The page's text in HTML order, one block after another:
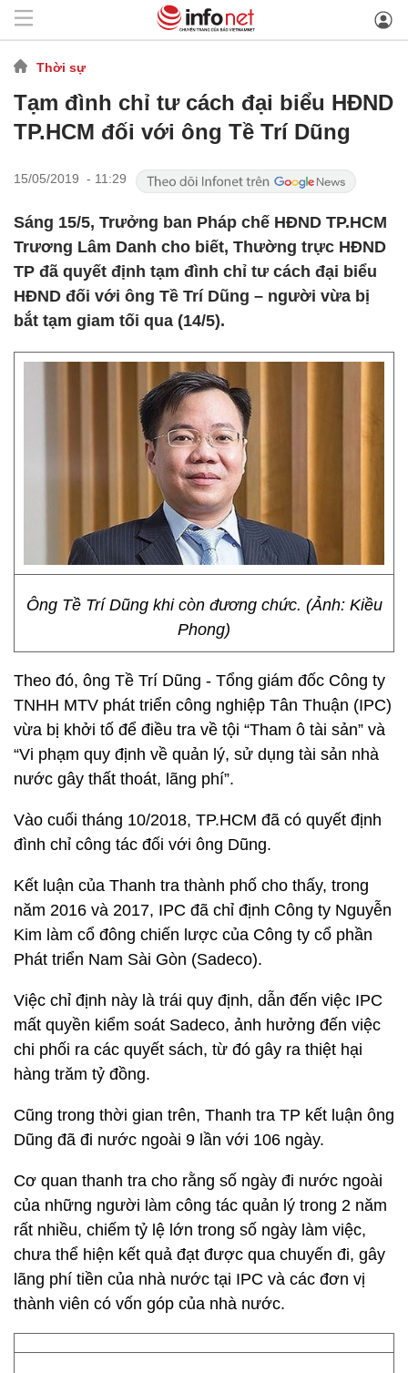
Thời sự
Tạm đình chỉ tư cách đại biểu HĐND
TP.HCM đối với ông Tề Trí Dũng
15/05/2019 - 11:29
Sáng 15/5, Trưởng ban Pháp chế HĐND TP.HCM
Trương Lâm Danh cho biết, Thường trực HĐND
TP đã quyết định tạm đình chỉ tư cách đại biểu
HĐND đối với ông Tề Trí Dũng – người vừa bị
bắt tạm giam tối qua (14/5).
Ông Tề Trí Dũng khi còn đương chức. (Ảnh: Kiều
Phong)
Theo đó, ông Tề Trí Dũng - Tổng giám đốc Công ty
TNHH MTV phát triển công nghiệp Tân Thuận (IPC)
vừa bị khởi tố để điều tra về tội “Tham ô tài sản” và
“Vi phạm quy định về quản lý, sử dụng tài sản nhà
nước gây thất thoát, lãng phí”.
Vào cuối tháng 10/2018, TP.HCM đã có quyết định
đình chỉ công tác đối với ông Dũng.
Kết luận của Thanh tra thành phố cho thấy, trong
năm 2016 và 2017, IPC đã chỉ định Công ty Nguyễn
Kim làm cổ đông chiến lược của Công ty cổ phần
Phát triển Nam Sài Gòn (Sadeco).
Việc chỉ định này là trái quy định, dẫn đến việc IPC
mất quyền kiểm soát Sadeco, ảnh hưởng đến việc
chi phối ra các quyết sách, từ đó gây ra thiệt hại
hàng trăm tỷ đồng.
Cũng trong thời gian trên, Thanh tra TP kết luận ông
Dũng đã đi nước ngoài 9 lần với 106 ngày.
Cơ quan thanh tra cho rằng số ngày đi nước ngoài
của những người làm công tác quản lý trong 2 năm
rất nhiều, chiếm tỷ lệ lớn trong số ngày làm việc,
chưa thể hiện kết quả đạt được qua chuyến đi, gây
lãng phí tiền của nhà nước tại IPC và các đơn vị
thành viên có vốn góp của nhà nước.